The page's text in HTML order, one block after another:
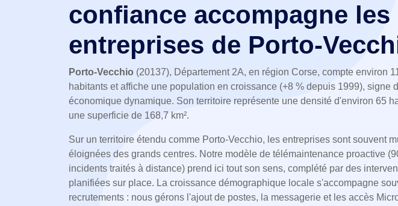
confiance accompagne les
entreprises de Porto-
Porto-Vecchio (20137), Département 2A, en région Corse, compte environ
habitants et affiche une population en croissance (+8 % depuis 1999), signe
économique dynamique. Son territoire représente une densité d'environ 65
une superficie de 168,7 km².
Sur un territoire étendu comme Porto-Vecchio, les entreprises sont souvent
éloignées des grands centres. Notre modèle de télémaintenance proactive
incidents traités à distance) prend ici tout son sens, complété par des
planifiées sur place. La croissance démographique locale s'accompagne
recrutements : nous gérons l'ajout de postes, la messagerie et les accès